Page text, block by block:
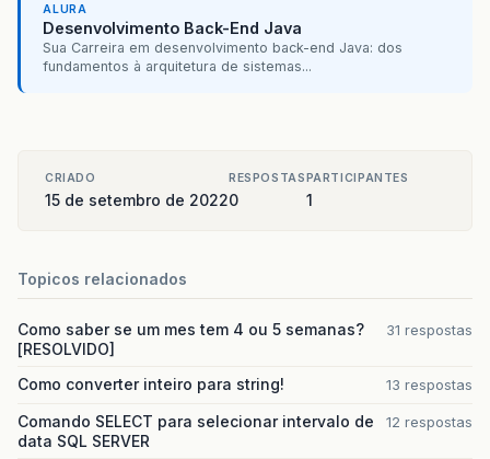
ALURA
Desenvolvimento Back-End Java
Sua Carreira em desenvolvimento back-end Java: dos
fundamentos à arquitetura de sistemas...
CRIADO
15 de setembro de 2022
RESPOSTAS
0
PARTICIPANTES
1
Topicos relacionados
Como saber se um mes tem 4 ou 5 semanas?
[RESOLVIDO]
31 respostas
Como converter inteiro para string! 13 respostas
Comando SELECT para selecionar intervalo de
data SQL SERVER
12 respostas